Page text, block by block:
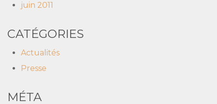
juin 2011
CATÉGORIES
Actualités
Presse
MÉTA